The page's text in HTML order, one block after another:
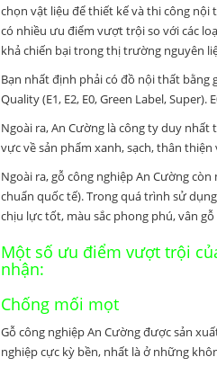
chọn vật liệu để thiết kế và thi công nội
có nhiều ưu điểm vượt trội so với các
khả chiến bại trong thị trường nguyên
Bạn nhất định phải có đồ nội thất bằng
Quality (E1, E2, E0, Green Label,
Ngoài ra, An Cường là công ty duy
vực về sản phẩm xanh, sạch, thân
Ngoài ra, gỗ công nghiệp An Cường
chuẩn quốc tế). Trong quá trình sử
chịu lực tốt, màu sắc phong phú, vân
Một số ưu điểm vượt trội
nhận:
Chống mối mọt
Gỗ công nghiệp An Cường được sản
nghiệp cực kỳ bền, nhất là ở những